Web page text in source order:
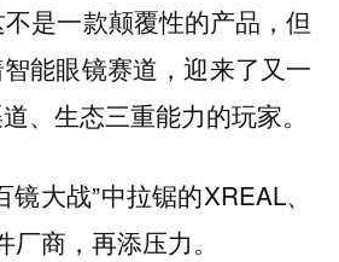
是一款颠覆性的产品，但
能眼镜赛道，迎来了又一
、生态三重能力的玩家。
大战”中拉锯的XREAL、
商，再添压力。